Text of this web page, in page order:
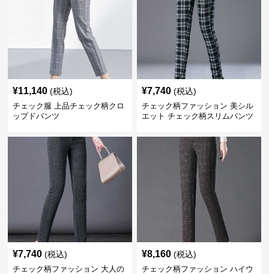
¥11,140 (税込)
チェック服 上品チェック柄クロ
ップドパンツ
¥7,740 (税込)
チェック柄ファッション 美シル
エット チェック柄スリムパンツ
¥7,740 (税込)
チェック柄ファッション 大人の
¥8,160 (税込)
チェック柄ファッション ハイウ